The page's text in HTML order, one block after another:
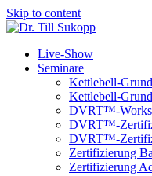
Skip to content
Live-Show
Seminare
Kettlebell-
Kettlebell-
DVRT™-
DVRT™-
DVRT™-
Zertifizierung
Zertifizierung